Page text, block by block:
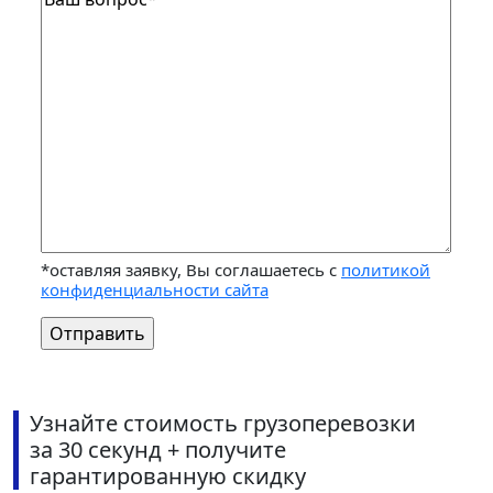
*оставляя заявку, Вы соглашаетесь с политикой
конфиденциальности сайта
Узнайте стоимость грузоперевозки
за 30 секунд + получите
гарантированную скидку